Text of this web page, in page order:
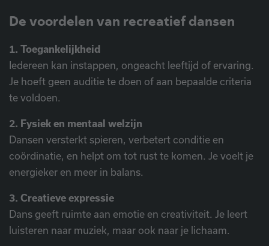
De voordelen van recreatief dansen
1. Toegankelijkheid
Iedereen kan instappen, ongeacht leeftijd of ervaring.
Je hoeft geen auditie te doen of aan bepaalde criteria
te voldoen.
2. Fysiek en mentaal welzijn
Dansen versterkt spieren, verbetert conditie en
coördinatie, en helpt om tot rust te komen. Je voelt je
energieker en meer in balans.
3. Creatieve expressie
Dans geeft ruimte aan emotie en creativiteit. Je leert
luisteren naar muziek, maar ook naar je lichaam.